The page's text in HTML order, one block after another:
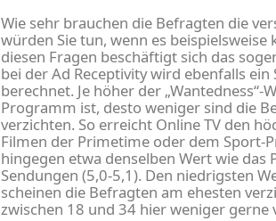
Wie sehr brauchen die Befragten die
würden Sie tun, wenn es
diesen Fragen beschäftigt sich das
bei der Ad Receptivity wird ebenfalls
berechnet. Je höher der
Programm ist, desto weniger sind die
verzichten. So erreicht Online TV den
Filmen der Primetime oder dem Sport-
hingegen etwa denselben Wert wie
Sendungen (5,0-5,1). Den niedrigsten
scheinen die Befragten am ehesten
zwischen 18 und 34 hier weniger gerne